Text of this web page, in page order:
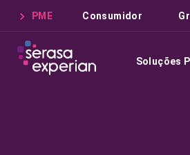
PME Consumidor
Soluções